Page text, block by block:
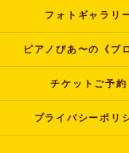
フォトギャラリ
ピアノぴあ〜の《ブ
チケットご予約
プライバシーポリ